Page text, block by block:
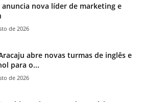
anuncia nova líder de marketing e
de 2026
abre novas turmas de inglês e
para o...
de 2026